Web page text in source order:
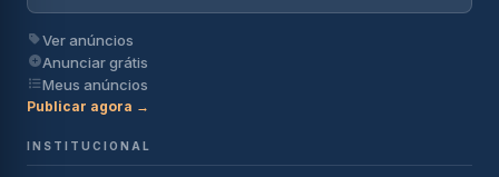
Ver anúncios
Anunciar grátis
Meus anúncios
Publicar agora →
INSTITUCIONAL